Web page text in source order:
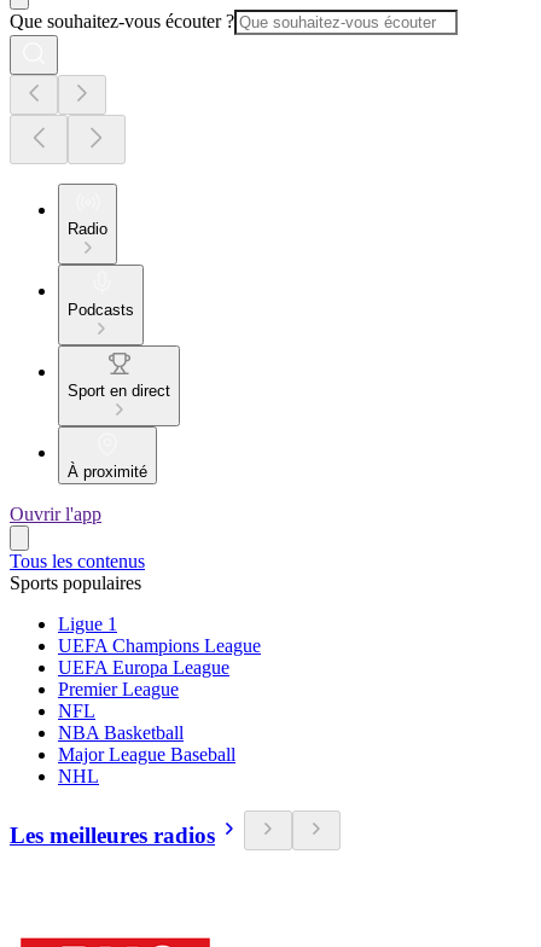
Que souhaitez-vous écouter ?
Radio
Podcasts
Sport en direct
À proximité
Ouvrir l'app
Tous les contenus
Sports populaires
Ligue 1
UEFA Champions League
UEFA Europa League
Premier League
NFL
NBA Basketball
Major League Baseball
NHL
Les meilleures radios